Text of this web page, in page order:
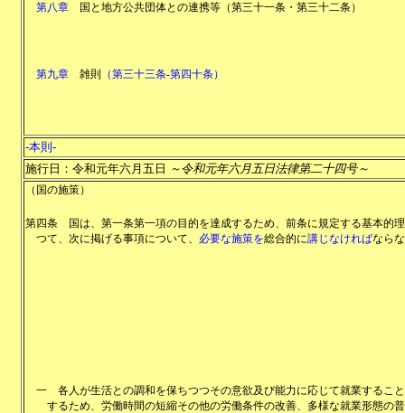
第八章 国と地方公共団体との連携等（第三十一条・第三十二条 ）
第九章 雑則 （第三十三条-第四十条 ）
-本則-
施行日：令和元年六月五日 ～令和元年六月五日法律第二十四号～
（国の施策）
第四条
国は、第一条第一項の目的を達成するため、前条に規定する基本的
つて、次に掲げる事項について、
必要な施策を総合的に講じなければなら
一
各人が生活との調和を保ちつつその意欲及び能力に応じて就業するこ
するため、労働時間の短縮その他の労働条件の改善、多様な就業形態の